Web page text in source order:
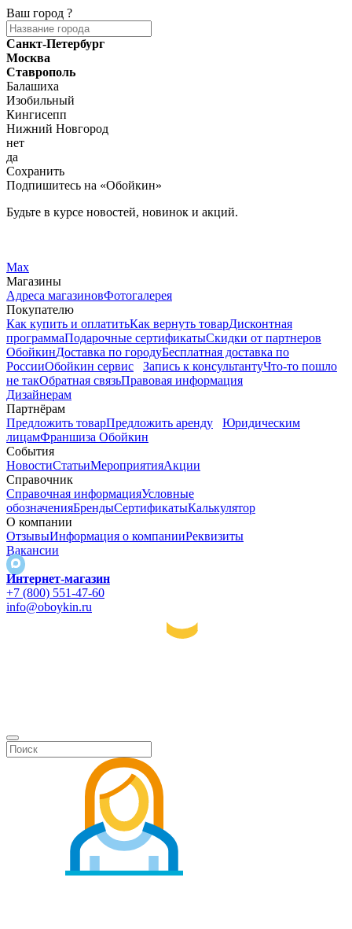
Ваш город ?
Санкт-Петербург
Москва
Ставрополь
Балашиха
Изобильный
Кингисепп
Нижний Новгород
нет
да
Сохранить
Подпишитесь на «Обойкин»
Будьте в курсе новостей, новинок и акций.
Max
Магазины
Адреса магазиновФотогалерея
Покупателю
Как купить и оплатитьКак вернуть товарДисконтная
программаПодарочные сертификатыСкидки от партнеров
ОбойкинДоставка по городуБесплатная доставка по
РоссииОбойкин сервис Запись к консультантуЧто-то пошло
не такОбратная связьПравовая информация
Дизайнерам
Партнёрам
Предложить товарПредложить аренду
Юридическим
лицамФраншиза Обойкин
События
НовостиСтатьиМероприятияАкции
Справочник
Справочная информацияУсловные
обозначенияБрендыСертификатыКалькулятор
О компании
ОтзывыИнформация о компанииРеквизиты
Вакансии
Интернет-магазин
+7 (800) 551-47-60
info@oboykin.ru